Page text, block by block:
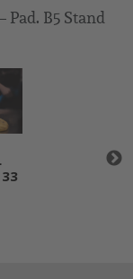
Pad. B5 Stand